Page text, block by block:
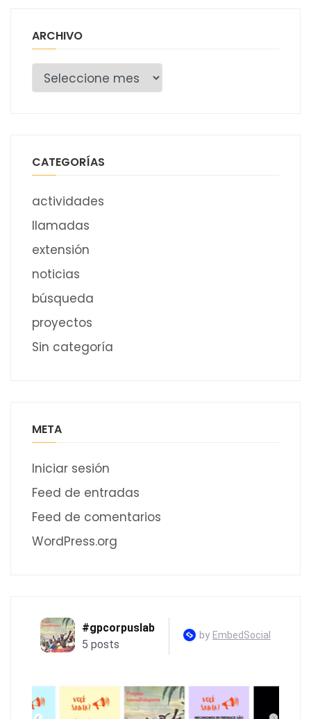
ARCHIVO
Archivo
CATEGORÍAS
actividades
llamadas
extensión
noticias
búsqueda
proyectos
Sin categoría
META
Iniciar sesión
Feed de entradas
Feed de comentarios
WordPress.org